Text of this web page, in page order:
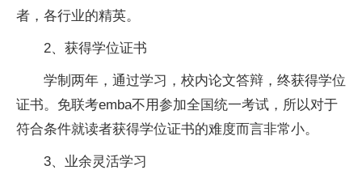
者，各行业的精英。
2、获得学位证书
学制两年，通过学习，校内论文答辩，终获得学位
证书。免联考emba不用参加全国统一考试，所以对于
符合条件就读者获得学位证书的难度而言非常小。
3、业余灵活学习